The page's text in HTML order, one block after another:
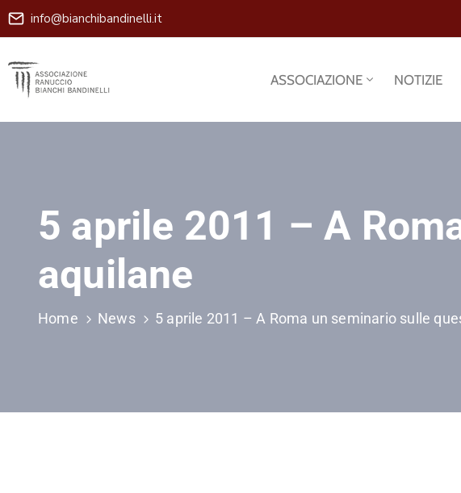
info@bianchibandinelli.it
ASSOCIAZIONE NOTIZIE
5 aprile 2011 – A
aquilane
Home News 5 aprile 2011 – A Roma un seminario sulle